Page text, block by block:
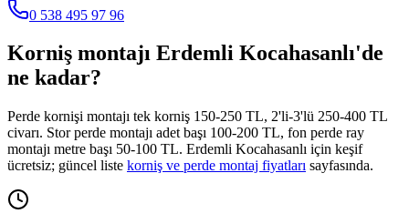
0 538 495 97 96
Korniş montajı Erdemli Kocahasanlı'de
ne kadar?
Perde kornişi montajı tek korniş 150-250 TL, 2'li-3'lü 250-400 TL
civarı. Stor perde montajı adet başı 100-200 TL, fon perde ray
montajı metre başı 50-100 TL. Erdemli Kocahasanlı için keşif
ücretsiz; güncel liste korniş ve perde montaj fiyatları sayfasında.